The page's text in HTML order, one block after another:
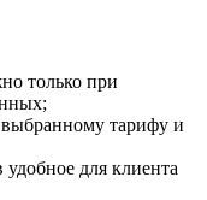
только при
выбранному тарифу и
удобное для клиента